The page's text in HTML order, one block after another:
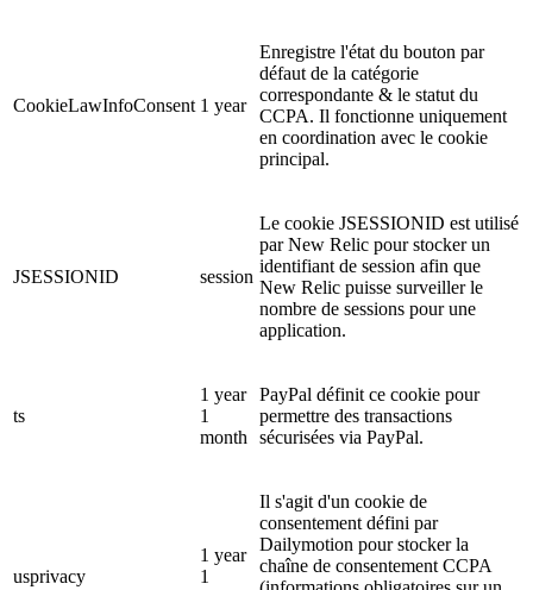
CookieLawInfoConsent 1 year
Enregistre l'état du bouton par
défaut de la catégorie
correspondante & le statut du
CCPA. Il fonctionne uniquement
en coordination avec le cookie
principal.
JSESSIONID session
Le cookie JSESSIONID est utilisé
par New Relic pour stocker un
identifiant de session afin que
New Relic puisse surveiller le
nombre de sessions pour une
application.
ts
1 year
1
month
PayPal définit ce cookie pour
permettre des transactions
sécurisées via PayPal.
usprivacy
1 year
1
Il s'agit d'un cookie de
consentement défini par
Dailymotion pour stocker la
chaîne de consentement CCPA